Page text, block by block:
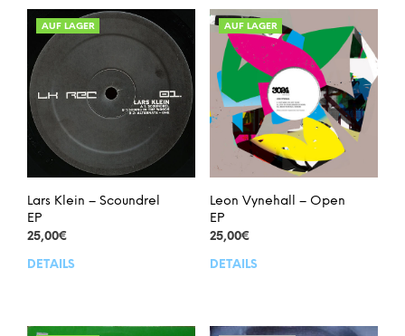
AUF LAGER
Lars Klein – Scoundrel
EP
25,00€
DETAILS
AUF LAGER
Leon Vynehall – Open
EP
25,00€
DETAILS